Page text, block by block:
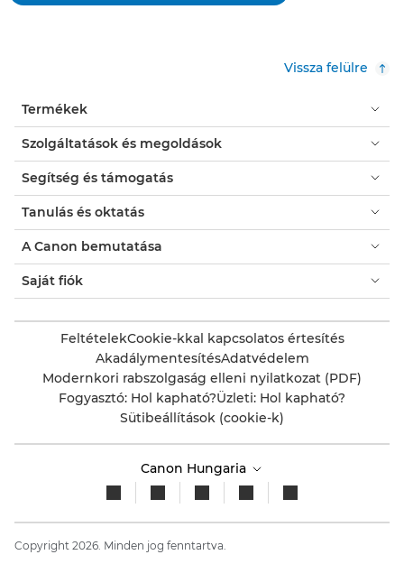
.
nyitni
egy
modális
párbeszédpanelt.
Vissza felülre
Termékek
Szolgáltatások és megoldások
Segítség és támogatás
Tanulás és oktatás
A Canon bemutatása
Saját fiók
FeltételekCookie-kkal kapcsolatos értesítés
AkadálymentesítésAdatvédelem
Modernkori rabszolgaság elleni nyilatkozat (PDF)
Fogyasztó: Hol kapható?Üzleti: Hol kapható?
Sütibeállítások (cookie-k)
Canon Hungaria
Copyright 2026. Minden jog fenntartva.